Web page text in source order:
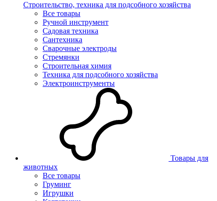
Строительство, техника для подсобного хозяйства
Все товары
Ручной инструмент
Садовая техника
Сантехника
Сварочные электроды
Стремянки
Строительная химия
Техника для подсобного хозяйства
Электроинструменты
Товары для
животных
Все товары
Груминг
Игрушки